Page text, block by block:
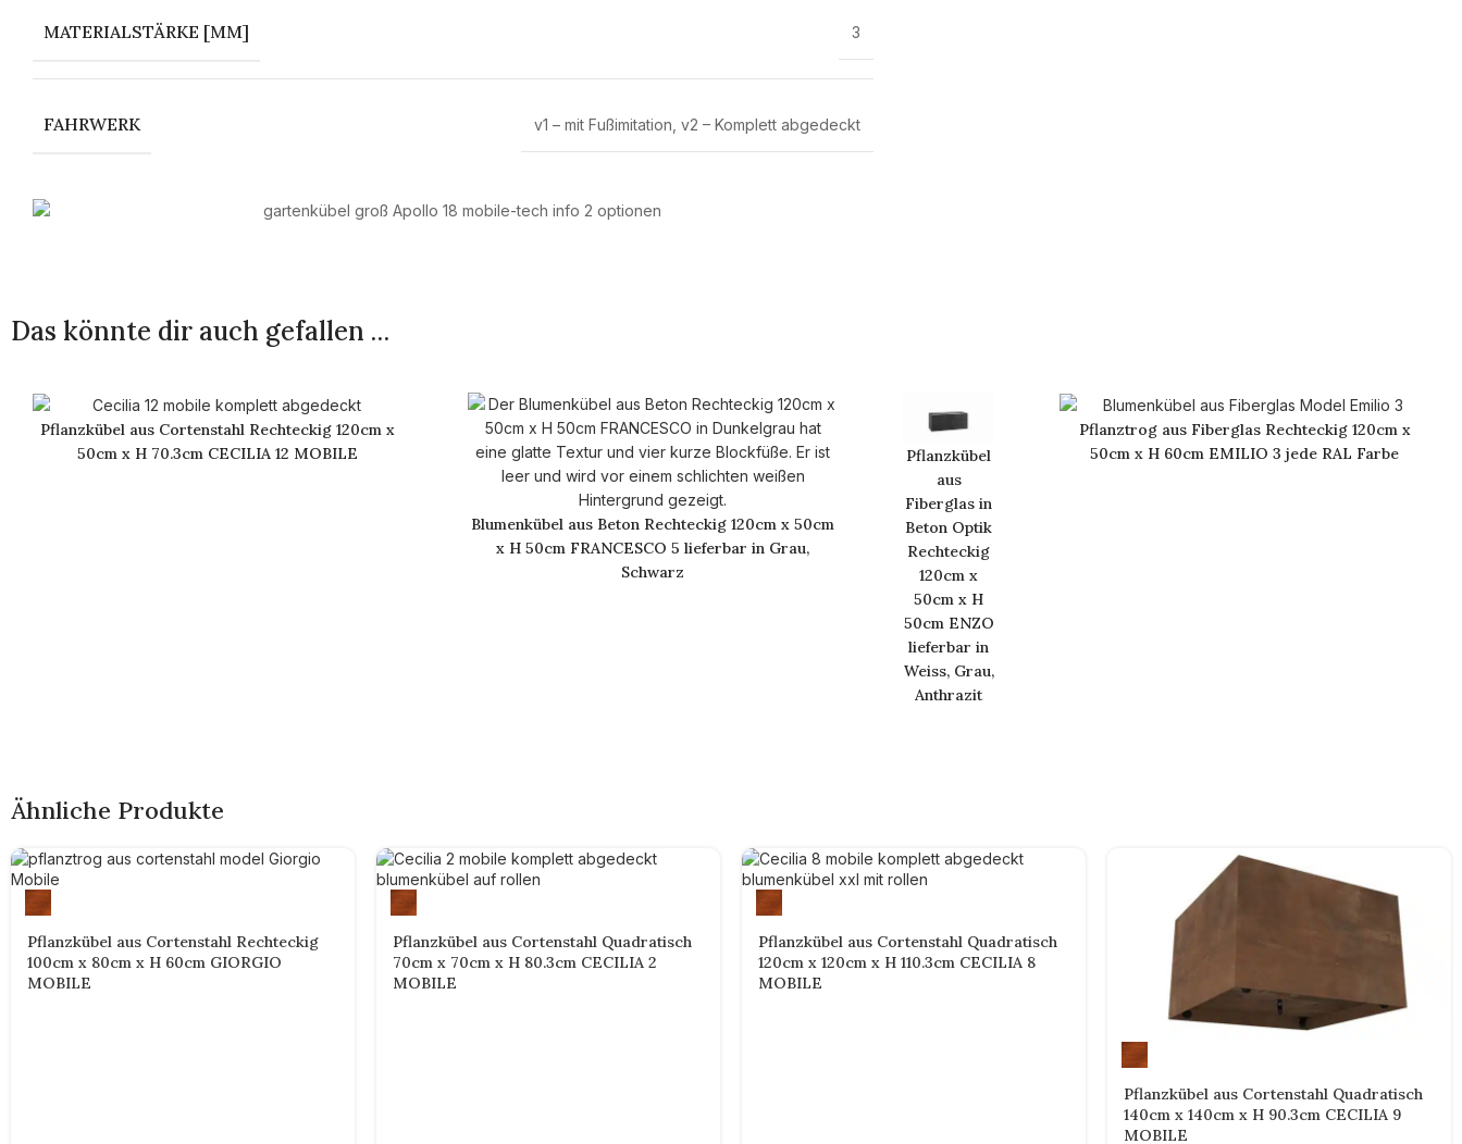
MATERIALSTÄRKE [MM] 3
FAHRWERK v1 – mit Fußimitation v2 – Komplett abgedeckt
Das könnte dir auch gefallen …
Pflanzkübel aus Cortenstahl Rechteckig 120cm x
50cm x H 70.3cm CECILIA 12 MOBILE
Blumenkübel aus Beton Rechteckig 120cm x 50cm
x H 50cm FRANCESCO 5 lieferbar in Grau,
Schwarz
Pflanzkübel
aus
Fiberglas in
Beton Optik
Rechteckig
120cm x
50cm x H
50cm ENZO
lieferbar in
Weiss, Grau,
Anthrazit
Pflanztrog aus Fiberglas Rechteckig 120cm x
50cm x H 60cm EMILIO 3 jede RAL Farbe
Ähnliche Produkte
Pflanzkübel aus Cortenstahl Rechteckig
100cm x 80cm x H 60cm GIORGIO
MOBILE
Pflanzkübel aus Cortenstahl Quadratisch
70cm x 70cm x H 80.3cm CECILIA 2
MOBILE
Pflanzkübel aus Cortenstahl Quadratisch
120cm x 120cm x H 110.3cm CECILIA 8
MOBILE
Pflanzkübel aus Cortenstahl Quadratisch
140cm x 140cm x H 90.3cm CECILIA 9
MOBILE